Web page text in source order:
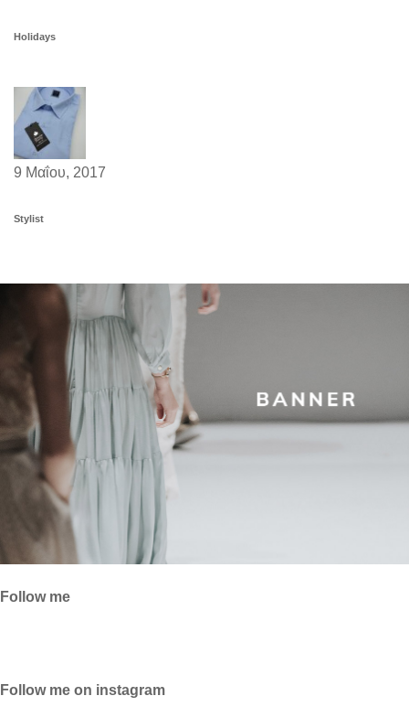
Holidays
9 Μαΐου, 2017
Stylist
Follow me
Follow me on instagram